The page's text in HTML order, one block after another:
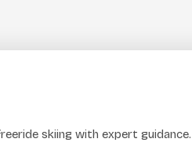
skiing with expert guidance.